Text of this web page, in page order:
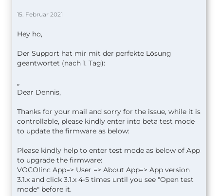
15. Februar 2021
Hey ho,
Der Support hat mir mit der perfekte Lösung
geantwortet (nach 1. Tag):
„
Dear Dennis,
Thanks for your mail and sorry for the issue, while it is
controllable, please kindly enter into beta test mode
to update the firmware as below:
Please kindly help to enter test mode as below of App
to upgrade the firmware:
VOCOlinc App=> User => About App=> App version
3.1.x and click 3.1.x 4-5 times until you see "Open test
mode" before it.